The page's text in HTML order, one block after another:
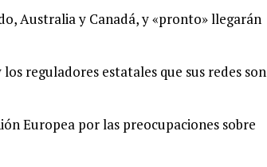
Australia y Canadá, y «pronto» llegarán
reguladores estatales que sus redes son
Europea por las preocupaciones sobre